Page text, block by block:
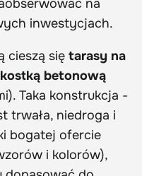
na
inwestycjach.
cieszą się tarasy na
betonową
Taka konstrukcja -
trwała, niedroga i
bogatej ofercie
i kolorów),